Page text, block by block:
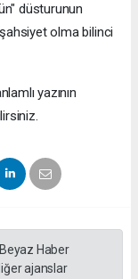
düsturunun
şahsiyet olma bilinci
yazının
Haber
ajanslar